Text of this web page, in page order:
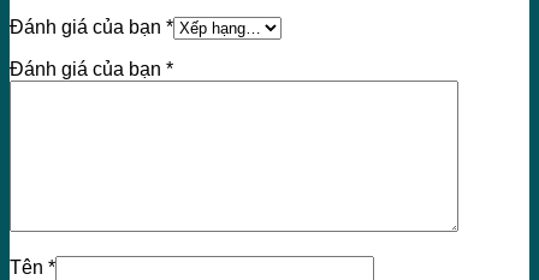
Đánh giá của bạn *
Đánh giá của bạn *
Tên *